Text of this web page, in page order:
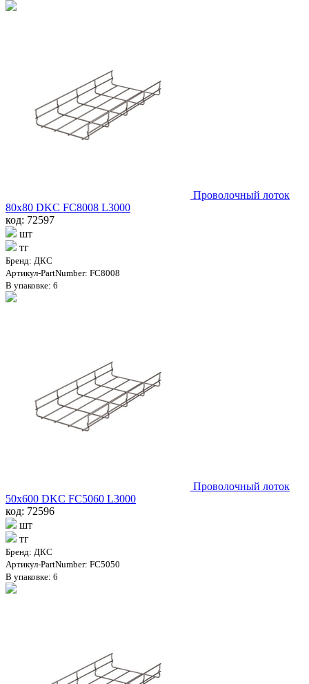
Проволочный лоток
80х80 DKC FC8008 L3000
код: 72597
шт
тг
Бренд: ДКС
Артикул-PartNumber: FC8008
В упаковке: 6
Проволочный лоток
50х600 DKC FC5060 L3000
код: 72596
шт
тг
Бренд: ДКС
Артикул-PartNumber: FC5050
В упаковке: 6